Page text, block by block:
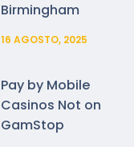
Birmingham
16 AGOSTO, 2025
Pay by Mobile
Casinos Not on
GamStop